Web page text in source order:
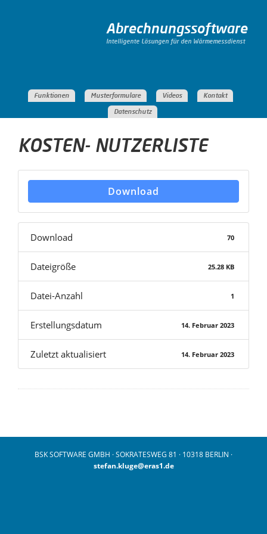
Abrechnungssoftware
Intelligente Lösungen für den Wärmemessdienst
Funktionen Musterformulare Videos Kontakt
Datenschutz
KOSTEN- NUTZERLISTE
Download
Download 70
Dateigröße 25.28 KB
Datei-Anzahl 1
Erstellungsdatum 14. Februar 2023
Zuletzt aktualisiert 14. Februar 2023